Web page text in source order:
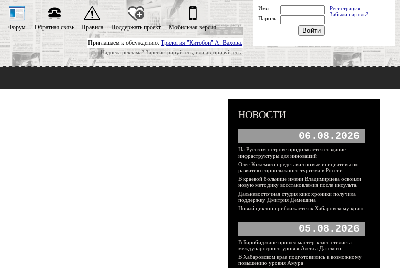
Приглашаем к обсуждению: Трилогия "Китобои" А. Вахова.
Надоела реклама? Зарегистрируйтесь, или авторизуйтесь.
Форум Обратная связь Правила Поддержать проект Мобильная версия
Имя:
Регистрация
Забыли пароль?
Пароль:
НОВОСТИ
06.08.2026
На Русском острове продолжается создание
инфраструктуры для инноваций
Олег Кожемяко представил новые инициативы по
развитию горнолыжного туризма в России
В краевой больнице имени Владимирцева освоили
новую методику восстановления после инсульта
Дальневосточная студия кинохроники получила
поддержку Дмитрия Демешина
Новый циклон приближается к Хабаровскому краю
05.08.2026
В Биробиджане прошел мастер-класс стилиста
международного уровня Алекса Датского
В Хабаровском крае подготовились к возможному
повышению уровня Амура